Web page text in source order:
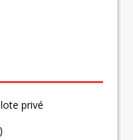
privé